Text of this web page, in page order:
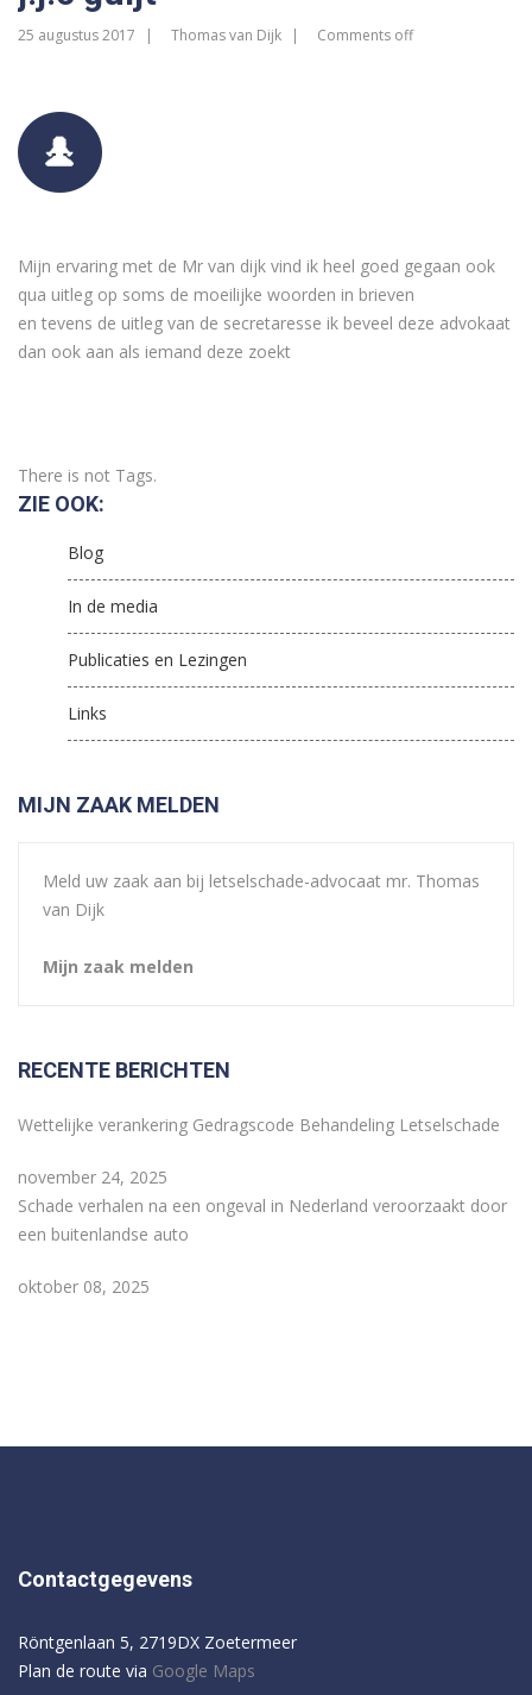
25 augustus 2017 Thomas van Dijk Comments off
Mijn ervaring met de Mr van dijk vind ik heel goed gegaan ook
qua uitleg op soms de moeilijke woorden in brieven
en tevens de uitleg van de secretaresse ik beveel deze advokaat
dan ook aan als iemand deze zoekt
There is not Tags.
ZIE OOK:
Blog
In de media
Publicaties en Lezingen
Links
MIJN ZAAK MELDEN
Meld uw zaak aan bij letselschade-advocaat mr. Thomas
van Dijk
Mijn zaak melden
RECENTE BERICHTEN
Wettelijke verankering Gedragscode Behandeling Letselschade
november 24, 2025
Schade verhalen na een ongeval in Nederland veroorzaakt door
een buitenlandse auto
oktober 08, 2025
Contactgegevens
Röntgenlaan 5, 2719DX Zoetermeer
Plan de route via Google Maps